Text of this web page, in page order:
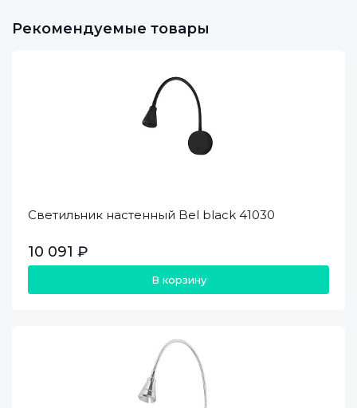
Рекомендуемые товары
Светильник настенный Bel black 41030
10 091 ₽
В корзину